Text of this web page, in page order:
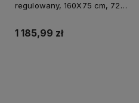
regulowany, 160X75 cm, 72-
pod mysz XXL, ULTRADESK
1 185,99 zł